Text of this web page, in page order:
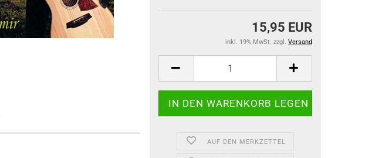
15,95 EUR
inkl. 19% MwSt. zzgl. Versand
AUF DEN MERKZETTEL